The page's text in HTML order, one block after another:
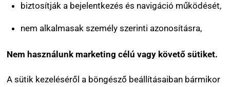
biztosítják a bejelentkezés és navigáció működését,
nem alkalmasak személy szerinti azonosításra,
Nem használunk marketing célú vagy követő sütiket.
A sütik kezeléséről a böngésző beállításaiban bármikor